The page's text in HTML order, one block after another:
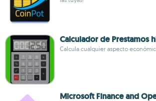
Calculador de Prestamos
Calcula cualquier aspecto
Microsoft Finance and